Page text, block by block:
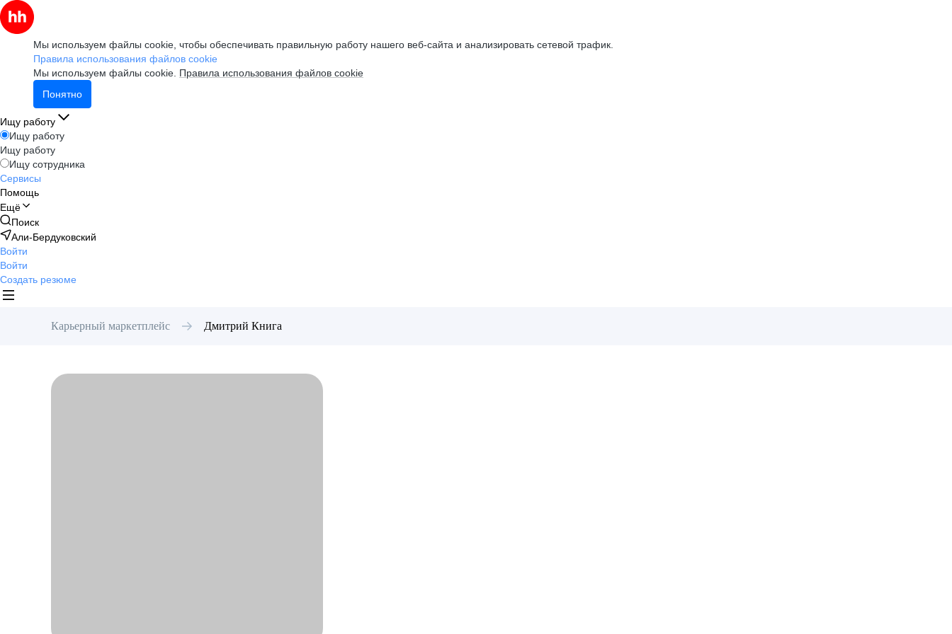
Мы используем файлы cookie, чтобы обеспечивать правильную работу нашего веб-сайта и анализировать сетевой трафик.
Правила использования файлов cookie
Мы используем файлы cookie. Правила использования файлов cookie
Понятно
Ищу работу
Ищу работу
Ищу работу
Ищу сотрудника
Сервисы
Помощь
Ещё
Поиск
Али-Бердуковский
Войти
Войти
Создать резюме
Карьерный маркетплейс Дмитрий Книга